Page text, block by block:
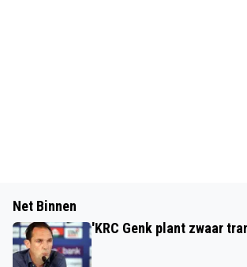
Net Binnen
'KRC Genk plant zwaar